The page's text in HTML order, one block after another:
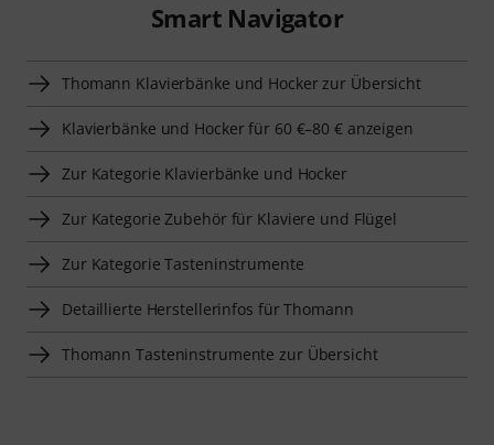
Smart Navigator
Thomann Klavierbänke und Hocker zur Übersicht
Klavierbänke und Hocker für 60 €–80 € anzeigen
Zur Kategorie Klavierbänke und Hocker
Zur Kategorie Zubehör für Klaviere und Flügel
Zur Kategorie Tasteninstrumente
Detaillierte Herstellerinfos für Thomann
Thomann Tasteninstrumente zur Übersicht